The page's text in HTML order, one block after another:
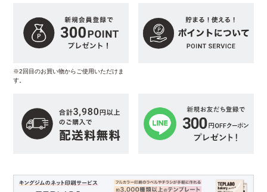
※2回目のお買い物からご使用いただけま
す。